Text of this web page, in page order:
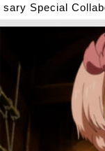
sary Special